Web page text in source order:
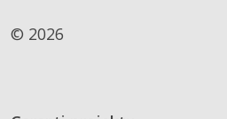
© 2026